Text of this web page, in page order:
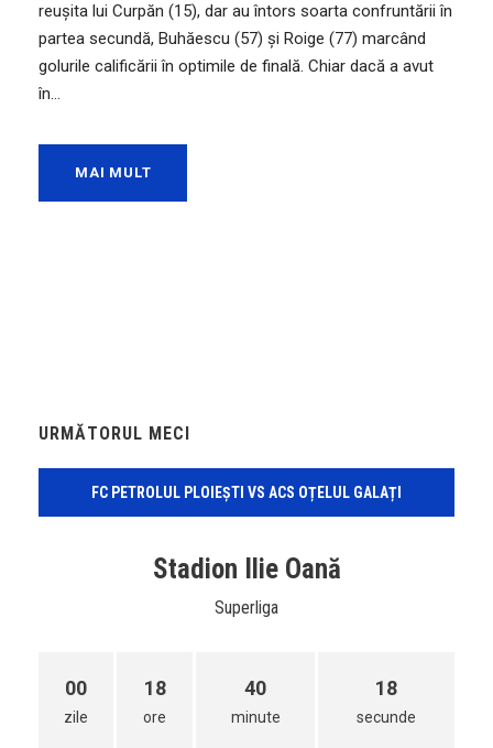
reușita lui Curpăn (15), dar au întors soarta confruntării în
partea secundă, Buhăescu (57) și Roige (77) marcând
golurile calificării în optimile de finală. Chiar dacă a avut
în...
MAI MULT
URMĂTORUL MECI
FC PETROLUL PLOIEȘTI VS ACS OȚELUL GALAȚI
Stadion Ilie Oană
Superliga
00
zile
18
ore
40
minute
18
secunde